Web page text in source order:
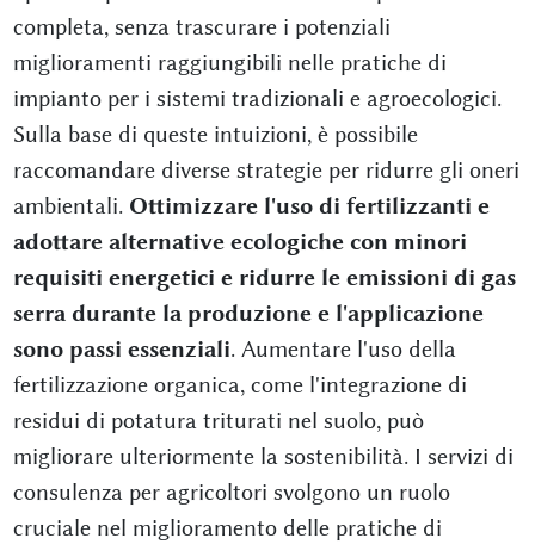
completa, senza trascurare i potenziali
miglioramenti raggiungibili nelle pratiche di
impianto per i sistemi tradizionali e agroecologici.
Sulla base di queste intuizioni, è possibile
raccomandare diverse strategie per ridurre gli oneri
ambientali. Ottimizzare l'uso di fertilizzanti e
adottare alternative ecologiche con minori
requisiti energetici e ridurre le emissioni di gas
serra durante la produzione e l'applicazione
sono passi essenziali. Aumentare l'uso della
fertilizzazione organica, come l'integrazione di
residui di potatura triturati nel suolo, può
migliorare ulteriormente la sostenibilità. I servizi di
consulenza per agricoltori svolgono un ruolo
cruciale nel miglioramento delle pratiche di